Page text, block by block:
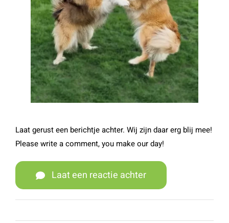
Laat gerust een berichtje achter. Wij zijn daar erg blij mee!
Please write a comment, you make our day!
Laat een reactie achter